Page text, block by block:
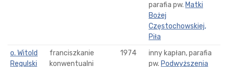
parafia pw. Matki
Bożej
Częstochowskiej,
Piła
o. Witold
Regulski
franciszkanie
konwentualni
1974
inny kapłan, parafia
pw. Podwyższenia